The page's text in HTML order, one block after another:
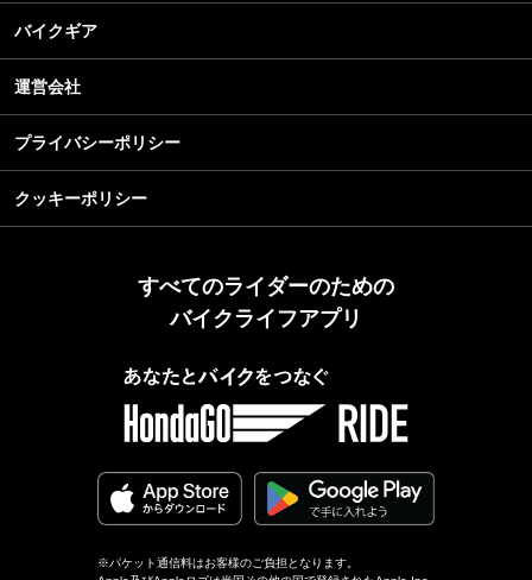
バイクギア
運営会社
プライバシーポリシー
クッキーポリシー
すべてのライダーのための
バイクライフアプリ
※パケット通信料はお客様のご負担となります。